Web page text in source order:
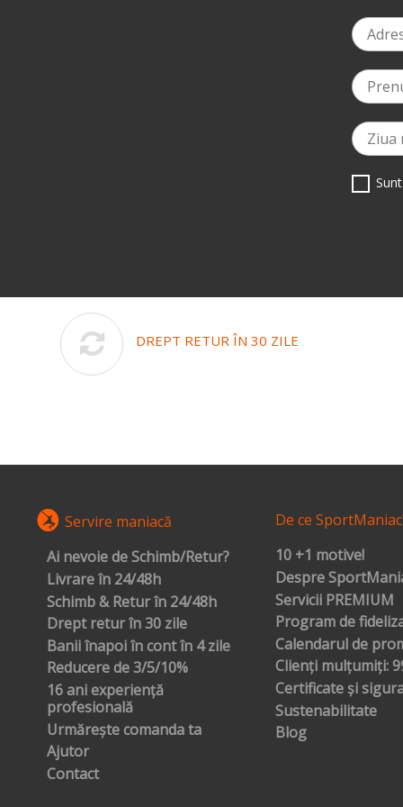
DREPT RETUR ÎN 30 ZILE
Servire maniacă
Ai nevoie de Schimb/Retur?
Livrare în 24/48h
Schimb & Retur în 24/48h
Drept retur în 30 zile
Banii înapoi în cont în 4 zile
Reducere de 3/5/10%
16 ani experiență
profesională
Urmărește comanda ta
Ajutor
Contact
De ce
10 +1 motive!
Despre
Servicii PREMIUM
Program de
Calendarul de
Clienți mulțumiți:
Certificate și
Sustenabilitate
Blog